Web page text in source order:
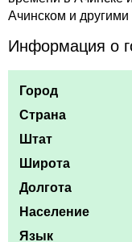
Ачинском и другими
Информация о
Город
Страна
Штат
Широта
Долгота
Население
Язык